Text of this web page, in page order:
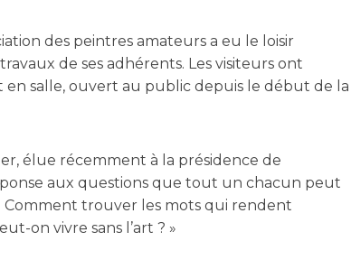
des peintres amateurs a eu le loisir
de ses adhérents. Les visiteurs ont
salle, ouvert au public depuis le début de la
élue récemment à la présidence de
aux questions que tout un chacun peut
Comment trouver les mots qui rendent
on vivre sans l’art ? »